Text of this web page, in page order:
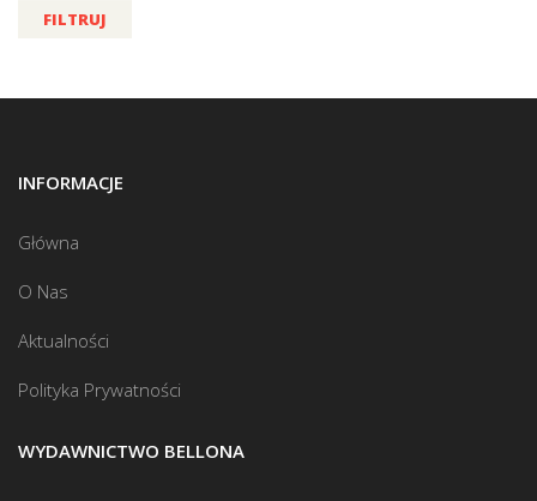
FILTRUJ
INFORMACJE
Główna
O Nas
Aktualności
Polityka Prywatności
WYDAWNICTWO BELLONA